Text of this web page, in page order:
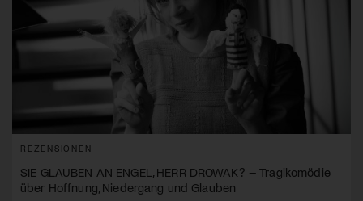
REZENSIONEN
SIE GLAUBEN AN ENGEL, HERR DROWAK? – Tragikomödie
über Hoffnung, Niedergang und Glauben